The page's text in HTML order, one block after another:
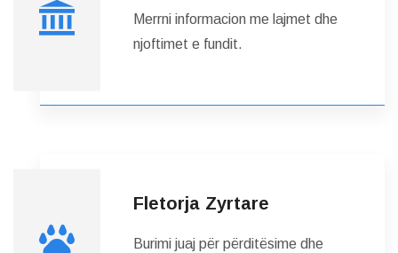
Merrni informacion me lajmet dhe
njoftimet e fundit.
Fletorja Zyrtare
Burimi juaj për përditësime dhe